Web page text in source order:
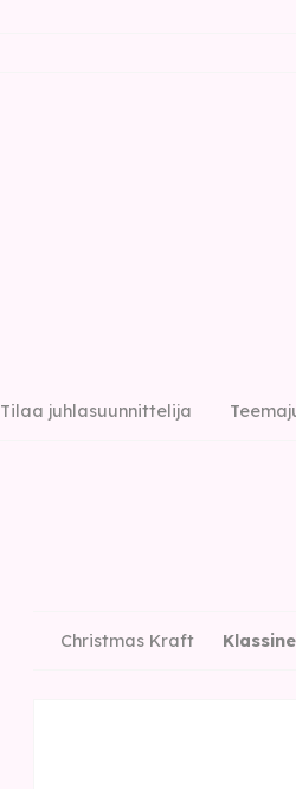
Tilaa juhlasuunnittelija
Christmas Kraft